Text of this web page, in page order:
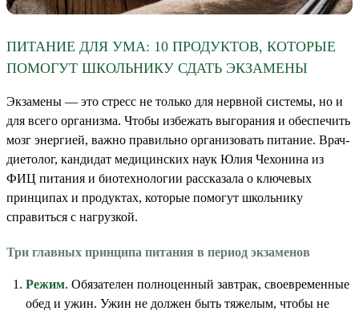
ПИТАНИЕ ДЛЯ УМА: 10 ПРОДУКТОВ, КОТОРЫЕ
ПОМОГУТ ШКОЛЬНИКУ СДАТЬ ЭКЗАМЕНЫ
Экзамены — это стресс не только для нервной системы, но и
для всего организма. Чтобы избежать выгорания и обеспечить
мозг энергией, важно правильно организовать питание. Врач-
диетолог, кандидат медицинских наук Юлия Чехонина из
ФИЦ питания и биотехнологии рассказала о ключевых
принципах и продуктах, которые помогут школьнику
справиться с нагрузкой.
Три главных принципа питания в период экзаменов
Режим. Обязателен полноценный завтрак, своевременные
обед и ужин. Ужин не должен быть тяжелым, чтобы не